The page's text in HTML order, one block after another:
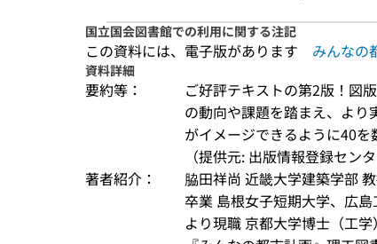
国立国会図書館での利用に関する注記
この資料には、電子版があります みんなの
資料詳細
要約等：
ご好評テキストの第2版！図
の動向や課題を踏まえ、よ
がイメージできるように40を
（提供元: 出版情報登録セン
著者紹介：
脇田祥尚 近畿大学建築学部
卒業 島根女子短期大学、広
より現職 京都大学博士（工